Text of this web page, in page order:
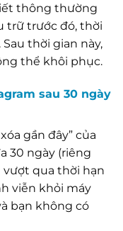
thông thường
trữ trước đó, thời
thời gian này,
thể khôi phục.
sau 30 ngày
gần đây” của
30 ngày (riêng
vượt qua thời hạn
viễn khỏi máy
bạn không có